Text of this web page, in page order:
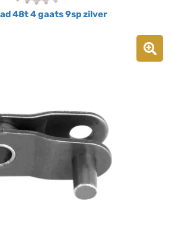
48t 4 gaats 9sp zilver